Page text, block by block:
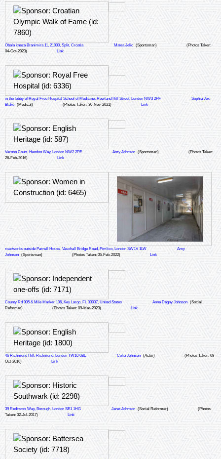
Obala kneza Branimira 11, 21000, Split, Croatia Matea Jelic (Sportsman)
(Photos Taken:
04-Oct-2023)
Link
in the lobby of Royal Free Hospital School of Medicine, Rowland Hill Street, London NW3 2PF
Sophia Jex-
Blake (Medical) (Photos Taken: 30-Nov-2021) Link
Vernon Court, Hendon Way, London NW2 2PE Amy Johnson (Sportsman)
(Photos Taken:
26-Feb-2016)
Link
roadworks outside Parnell House, Vauxhall Bridge Road, Pimlico, London SW1V 1LW
Amy
Johnson (Sportsman) (Photos Taken: 05-Feb-2022) Link
County Rd 905 & Mile Marker 106, Key Largo, FL 33037, United States Anna Dagny Johnson (Social
Reformer)
(Photos Taken: 09-Mar-2023) Link
46 Richmond Hill, Richmond, London TW10 6BE Celia Johnson (Actor)
(Photos Taken: 09-
Oct-2016)
Link
39 Redcross Way, Borough, London SE1 1HG Janet Johnson (Social Reformer)
(Photos
Taken: 02-Jul-2017)
Link